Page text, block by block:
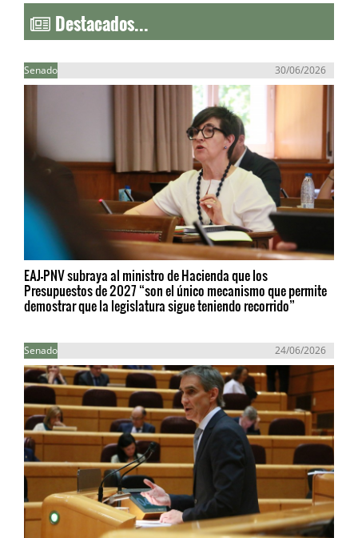
Destacados...
Senado 30/06/2026
EAJ-PNV subraya al ministro de Hacienda que los
Presupuestos de 2027 “son el único mecanismo que permite
demostrar que la legislatura sigue teniendo recorrido”
Senado 24/06/2026